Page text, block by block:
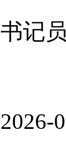
书记
2026-